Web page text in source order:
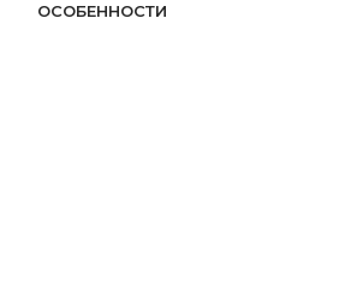
ОСОБЕННОСТИ